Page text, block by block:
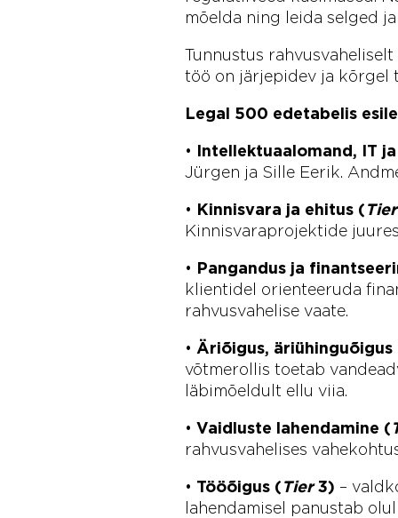
mõelda ning leida selged
Tunnustus
töö on järjepidev ja kõrgel
Legal 500 edetabelis
• Intellektuaalomand, IT
Jürgen ja Sille Eerik.
• Kinnisvara ja ehitus (Tier
Kinnisvaraprojektide
• Pangandus ja
klientidel orienteeruda
rahvusvahelise vaate.
• Äriõigus,
võtmerollis toetab
läbimõeldult ellu viia.
• Vaidluste lahendamine (
rahvusvahelises
• Tööõigus (Tier3) –
lahendamisel panustab